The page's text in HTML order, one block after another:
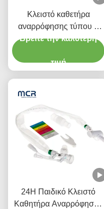
Κλειστό καθετήρα
αναρρόφησης τύπου L
αυτόματο λούσιμο 10fr
περιστρεφόμενο αγκώνα
Βρείτε την καλύτερη
τιμή
24H Παιδικό Κλειστό
Καθητήρα Αναρρόφησης